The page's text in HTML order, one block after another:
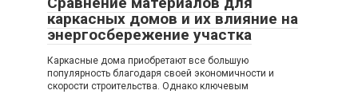
каркасных домов и их влияние на
энергосбережение участка
Каркасные дома приобретают все большую
популярность благодаря своей экономичности и
скорости строительства. Однако ключевым